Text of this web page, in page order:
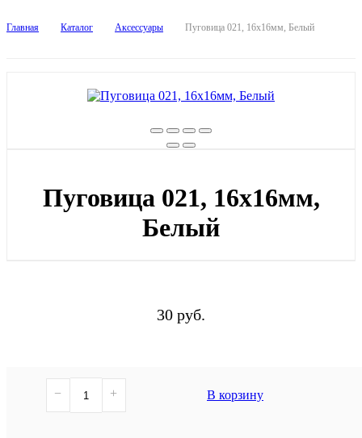
Главная Каталог Аксессуары Пуговица 021, 16х16мм, Белый
Пуговица 021, 16х16мм,
Белый
30 руб.
− + В корзину